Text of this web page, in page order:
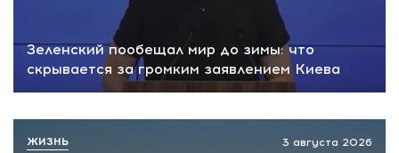
Зеленский пообещал мир до зимы: что
скрывается за громким заявлением Киева
3 августа 2026
ЖИЗНЬ